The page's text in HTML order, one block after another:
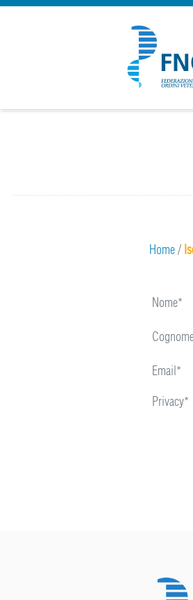
Home/
Nome*
Email*
Privacy*